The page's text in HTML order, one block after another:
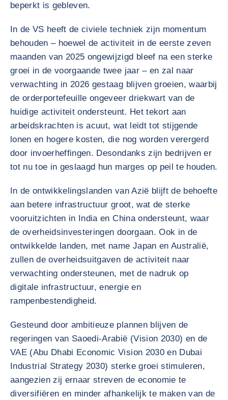
beperkt is gebleven.
In de VS heeft de civiele techniek zijn momentum
behouden – hoewel de activiteit in de eerste zeven
maanden van 2025 ongewijzigd bleef na een sterke
groei in de voorgaande twee jaar – en zal naar
verwachting in 2026 gestaag blijven groeien, waarbij
de orderportefeuille ongeveer driekwart van de
huidige activiteit ondersteunt. Het tekort aan
arbeidskrachten is acuut, wat leidt tot stijgende
lonen en hogere kosten, die nog worden verergerd
door invoerheffingen. Desondanks zijn bedrijven er
tot nu toe in geslaagd hun marges op peil te houden.
In de ontwikkelingslanden van Azië blijft de behoefte
aan betere infrastructuur groot, wat de sterke
vooruitzichten in India en China ondersteunt, waar
de overheidsinvesteringen doorgaan. Ook in de
ontwikkelde landen, met name Japan en Australië,
zullen de overheidsuitgaven de activiteit naar
verwachting ondersteunen, met de nadruk op
digitale infrastructuur, energie en
rampenbestendigheid.
Gesteund door ambitieuze plannen blijven de
regeringen van Saoedi-Arabië (Vision 2030) en de
VAE (Abu Dhabi Economic Vision 2030 en Dubai
Industrial Strategy 2030) sterke groei stimuleren,
aangezien zij ernaar streven de economie te
diversifiëren en minder afhankelijk te maken van de